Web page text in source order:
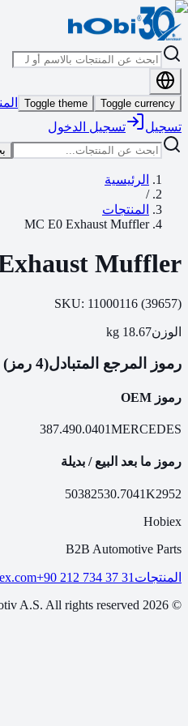
Toggle currency
Toggle theme
تسجيل
تسجيل الدخول
الرئيسية
/
المنتجات
MC E0 Exhaust Muffler
Muffler
SKU: 11000116 (39657)
الوزن18.67
رموز المرجع المتبادل(4 رمز)
رموز OEM
387.490.0401MERCEDES
رموز ما بعد البيع / بديلة
50382530.7041K2952
Hobiex
B2B Automotive Parts
المنتجات +90 212 734 37 31
©
2026